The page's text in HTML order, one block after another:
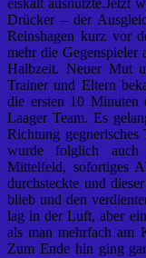
eiskalt ausnutzte.Jetzt
Drücker – der
Reinshagen kurz vor
mehr die
Halbzeit. Neuer Mut
Trainer und Eltern
die ersten 10 Minuten
Laager Team. Es
Richtung
wurde folglich auch
Mittelfeld, sofortiges
durchsteckte und
blieb und den
lag in der Luft, aber
als man mehrfach am
Zum Ende hin ging